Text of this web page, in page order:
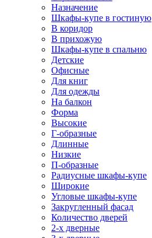
Назначение
Шкафы-купе в гостиную
В коридор
В прихожую
Шкафы-купе в спальню
Детские
Офисные
Для книг
Для одежды
На балкон
Форма
Высокие
Г-образные
Длинные
Низкие
П-образные
Радиусные шкафы-купе
Широкие
Угловые шкафы-купе
Закругленный фасад
Количество дверей
2-х дверные